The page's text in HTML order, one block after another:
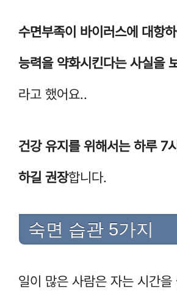
수면부족이 바이러스에 대항
능력을 약화시킨다는 사실을
라고 했어요..
건강 유지를 위해서는 하루 7
하길 권장합니다.
숙면 습관 5가지
일이 많은 사람은 자는 시간